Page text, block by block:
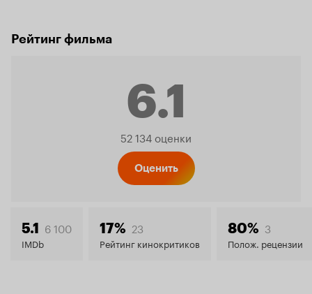
Рейтинг фильма
6.1
Рейтинг
6.1
52 134 оценки
Оценить
5.1 6 100
IMDb
17% 23
Рейтинг кинокритиков
80% 3
Полож. рецензии